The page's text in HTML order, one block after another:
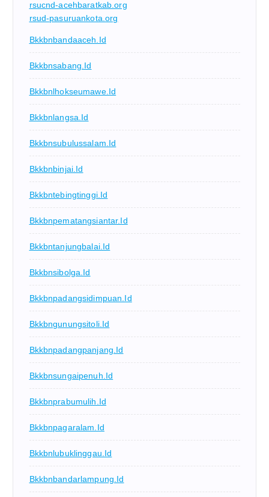
rsucnd-acehbaratkab.org
rsud-pasuruankota.org
Bkkbnbandaaceh.id
Bkkbnsabang.id
Bkkbnlhokseumawe.id
Bkkbnlangsa.id
Bkkbnsubulussalam.id
Bkkbnbinjai.id
Bkkbntebingtinggi.id
Bkkbnpematangsiantar.id
Bkkbntanjungbalai.id
Bkkbnsibolga.id
Bkkbnpadangsidimpuan.id
Bkkbngunungsitoli.id
Bkkbnpadangpanjang.id
Bkkbnsungaipenuh.id
Bkkbnprabumulih.id
Bkkbnpagaralam.id
Bkkbnlubuklinggau.id
Bkkbnbandarlampung.id